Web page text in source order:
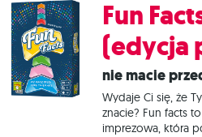
od 4 do 15 osób i
2 karty do
będziecie grali
zabawę. A potem
moralności i
czym to polega? W
Fun
(edycja
Nie macie
Wydaje Ci się, że
znacie? Fun facts
imprezowa, która